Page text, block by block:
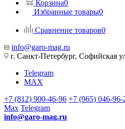
Корзина0
Избранные товары0
Сравнение товаров0
info@garo-mag.ru
г. Санкт-Петербург, Софийская
Telegram
MAX
+7 (812) 900-46-96 +7 (965) 046-96-
Max Telegram
info@garo-mag.ru